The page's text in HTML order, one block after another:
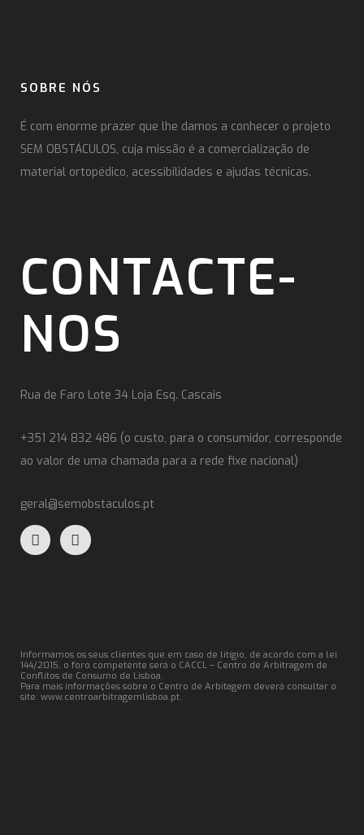
SOBRE NÓS
É com enorme prazer que lhe damos a conhecer o projeto
SEM OBSTÁCULOS, cuja missão é a comercialização de
material ortopédico, acessibilidades e ajudas técnicas.
CONTACTE-
NOS
Rua de Faro Lote 34 Loja Esq. Cascais
+351 214 832 486 (o custo, para o consumidor, corresponde
ao valor de uma chamada para a rede fixe nacional)
geral@semobstaculos.pt
Informamos os seus clientes que em caso de litígio, de acordo com a lei
144/2015, o foro competente será o CACCL – Centro de Arbitragem de
Conflitos de Consumo de Lisboa.
Para mais informações sobre o Centro de Arbitagem deverá consultar o
site: www.centroarbitragemlisboa.pt.